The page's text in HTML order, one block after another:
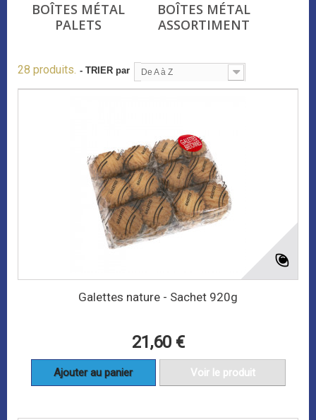
BOÎTES MÉTAL
PALETS
BOÎTES MÉTAL
ASSORTIMENT
28 produits. - TRIER par De A à Z
Galettes nature - Sachet 920g
21,60 €
Ajouter au panier Voir le produit